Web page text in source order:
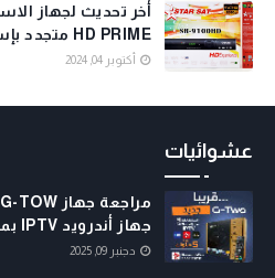
HD PRIME متجدد بإستمرار
أكتوبر 04, 2024
عشوائيات
جهاز أندرويد IPTV بمعالج Allwinner 618
دجنبر 09, 2025